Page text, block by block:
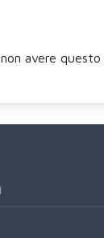
avere